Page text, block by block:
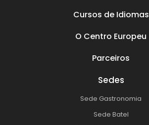
Cursos de Idiomas
O Centro Europeu
Parceiros
Sedes
Sede Gastronomia
Sede Batel